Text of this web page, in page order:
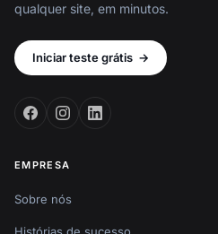
qualquer site, em minutos.
Iniciar teste grátis →
EMPRESA
Sobre nós